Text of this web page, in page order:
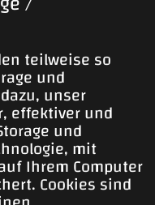
teilweise so
und
unser
effektiver und
und
mit
Ihrem Computer
Cookies sind